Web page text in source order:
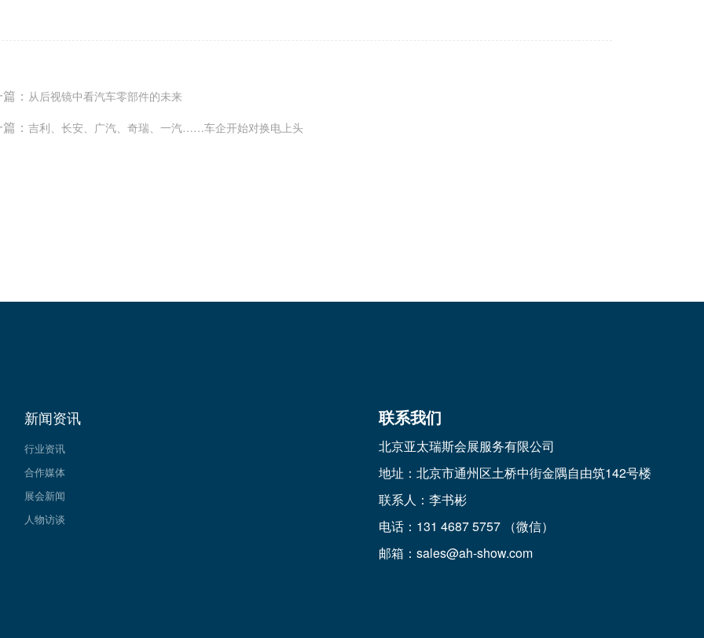
： 从后视镜中看汽车零部件的未来
： 吉利、长安、广汽、奇瑞、一汽……车企开始对换电上头
新闻资讯
行业资讯
合作媒体
展会新闻
人物访谈
联系我们
北京亚太瑞斯会展服务有限公司
地址：北京市通州区土桥中街金隅自由筑142号楼
联系人：李书彬
电话：131 4687 5757 （微信）
邮箱：sales@ah-show.com